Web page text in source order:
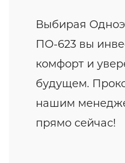
Выбирая
ПО-623 вы
комфорт и
будущем.
нашим
прямо сейчас!